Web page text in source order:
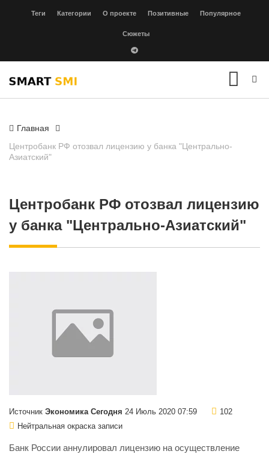
Теги Категории О проекте Позитивные Популярное
Сюжеты
Главная
Центробанк РФ отозвал лицензию у банка "Центрально-
Азиатский"
Центробанк РФ отозвал лицензию
у банка "Центрально-Азиатский"
Источник Экономика Сегодня 24 Июль 2020 07:59
102
Нейтральная окраска записи
Банк России аннулировал лицензию на осуществление